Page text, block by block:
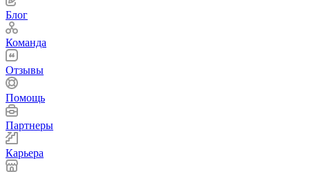
Блог
Команда
Отзывы
Помощь
Партнеры
Карьера